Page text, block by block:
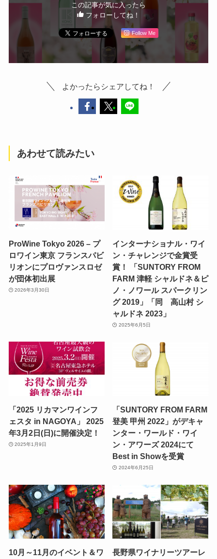
この記事が気に入ったら
フォローしてね！
Follow Me
よかったらシェアしてね！
あわせて読みたい
ProWine Tokyo 2026 – プ
ロワイン東京 フランスパビ
リオンにプロヴァンスロゼ
が団体初出展
2026年3月30日
インターナショナル・ワイ
ン・チャレンジで金賞受
賞！ 「SUNTORY FROM
FARM 津軽 シャルドネ＆ピ
ノ・ノワール スパークリン
グ 2019」「同 高山村 シ
ャルドネ 2023」
2025年6月5日
「2025 リカマンワインフ
ェスタ in NAGOYA」 2025
年3月2日(日)に開催決定！
2025年1月9日
「SUNTORY FROM FARM
登美 甲州 2022」がデキャ
ンター・ワールド・ワイ
ン・アワーズ 2024にて
Best in Showを受賞
2024年6月25日
10月～11月のイベント＆ワ
長野県ワイナリーツアーレ